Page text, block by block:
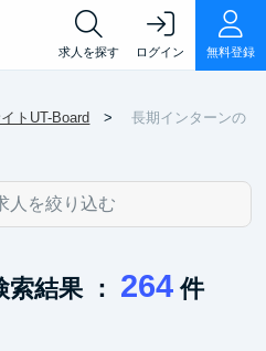
求人を探す ログイン 無料登録
トUT-Board
長期インターンの
人を絞り込む
結果 ： 264 件